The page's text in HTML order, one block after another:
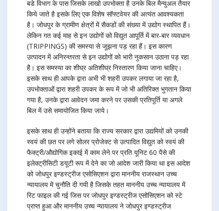
बडे विभाग के पास जिसके लाखो उपभोक्ता है उनके बिल मैन्युअल तैयार
किये जाते है इसके लिए एक विशेष सॉफ्टवेयर की अत्यंत आवश्यकता
है। जोधपुर के ग्रामीण क्षेत्रों में सैकडों की संख्या में उद्योग स्थापित हैं।
लेकिन गत कई माह से इन उद्योगों को विद्युत आपूर्ति में बार-बार व्यवधान
(TRIPPINGS) की समस्या से जूझना पड़ रहा हैं। इस कारण
उत्पादन में अनिरन्तरता से इन उद्योगों को भारी नुकसान उठाना पड़ रहा
है। इस समस्या का शीघ्र अतिशीघ्र निस्तारण किया जाना चाहिए।
इसके साथ ही आपके द्वारा अभी भी शहरी उपकर लगाया जा रहा है,
उपभोक्ताओं द्वारा शहरी उपकर के रूप में जो भी अतिरिक्त भुगतान किया
गया है, उनके द्वारा आवेदन जमा करने पर उसकी प्रतिपूर्ति या अगले
बिल में उसे समायोजित किया जाये।
इसके साथ ही उन्होंने बताया कि राज्य सरकार द्वारा उद्यमियों को उनकी
स्वयं की छत पर लगे सोलर प्रोजेक्ट से उत्पादित विद्युत को स्वयं की
फैक्ट्री/औद्योगिक इकाई में काम लेने पर प्रति यूनिट 60 पैसे की
इलेक्ट्रीसिटी डयूटी रूप में देने का जो आदेश जारी किया था इस आदेश
को जोधपुर इण्डस्ट्रीज एसोसिएशन द्वारा माननीय राजस्थान उच्च
न्यायालय में चुनौति दी गयी है जिसके तहत माननीय उच्च न्यायालय में
रिट फाइल की गई जिस पर जोधपुर इण्डस्ट्रीज एसोसिएशन को स्टे
प्राप्त हुआ और माननीय उच्च न्यायालय ने जोधपुर इण्डस्ट्रीज